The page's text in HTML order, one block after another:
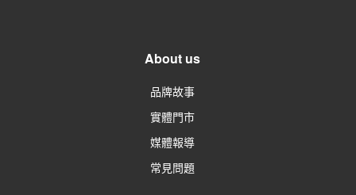
About us
品牌故事
實體門市
媒體報導
常見問題